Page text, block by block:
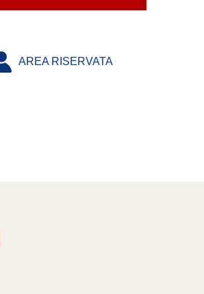
AREA RISERVATA